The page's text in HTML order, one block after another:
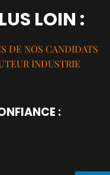
LOIN :
DE NOS CANDIDATS
INDUSTRIE
: